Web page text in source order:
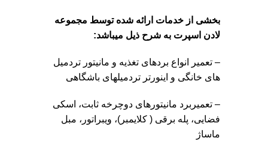
بخشی از خدمات ارائه شده توسط مجموعه
لادن اسپرت به شرح ذیل میباشد:
– تعمیر انواع بردهای تغذیه و مانیتور تردمیل
های خانگی و اینورتر تردمیلهای باشگاهی
– تعمیربرد مانیتورهای دوچرخه ثابت، اسکی
فضایی، پله برقی ( کلایمبر)، ویبراتور، مبل
ماساژ